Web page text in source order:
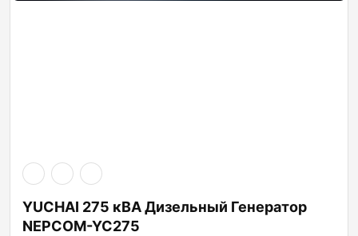
YUCHAI 275 кВА Дизельный Генератор
NEPCOM-YC275